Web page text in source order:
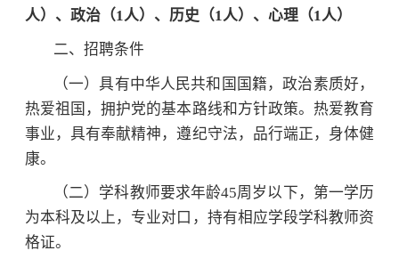
人）、政治（1人）、历史（1人）、心理（1人）
二、招聘条件
（一）具有中华人民共和国国籍，政治素质好，
热爱祖国，拥护党的基本路线和方针政策。热爱教育
事业，具有奉献精神，遵纪守法，品行端正，身体健
康。
（二）学科教师要求年龄45周岁以下，第一学历
为本科及以上，专业对口，持有相应学段学科教师资
格证。